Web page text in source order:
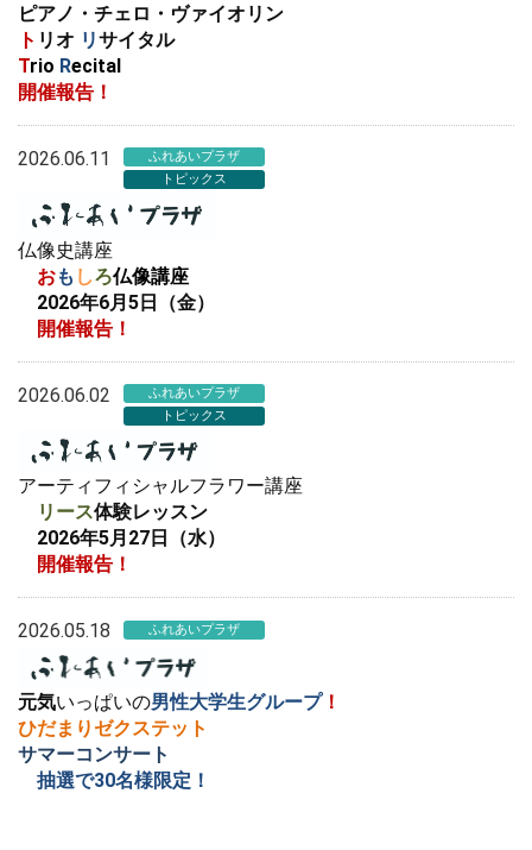
ピアノ・チェロ・ヴァイオリン
ト リオ リサイタル
Trio Recital
開催報告！
2026.06.11
ふれあいプラザ
トピックス
仏像史講座
おも しろ仏像講座
2026年6月5日（金）
開催報告！
2026.06.02
ふれあいプラザ
トピックス
アーティフィシャルフラワー講座
リース体験レッスン
2026年5月27日（水）
開催報告！
2026.05.18 ふれあいプラザ
元気いっぱいの男性大学生グループ！
ひだまりゼクステット
サマーコンサート
抽選で30名様限定！